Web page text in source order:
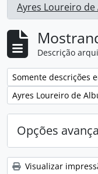
Ayres Loureiro
, 1 resultados
Descrição
Remover filtro:
Somente descrições
Remover filtro:
Ayres Loureiro de
Opções
Visualizar